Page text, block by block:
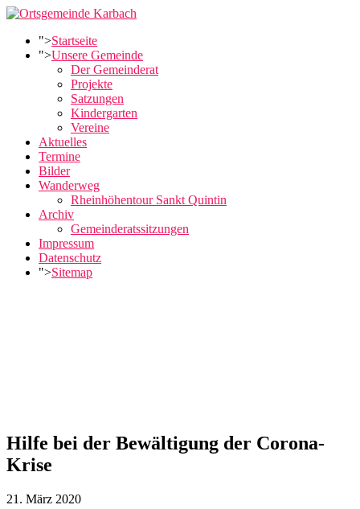
">Startseite
">Unsere Gemeinde
Der Gemeinderat
Projekte
Satzungen
Kindergarten
Vereine
Aktuelles
Termine
Bilder
Wanderweg
Rheinhöhentour Sankt Quintin
Archiv
Gemeinderatssitzungen
Impressum
Datenschutz
">Sitemap
Hilfe bei der Bewältigung der Corona-
Krise
21. März 2020